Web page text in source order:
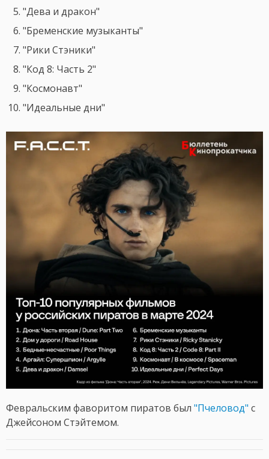
"Дева и дракон"
"Бременские музыканты"
"Рики Стэники"
"Код 8: Часть 2"
"Космонавт"
"Идеальные дни"
Февральским фаворитом пиратов был "Пчеловод" с
Джейсоном Стэйтемом.